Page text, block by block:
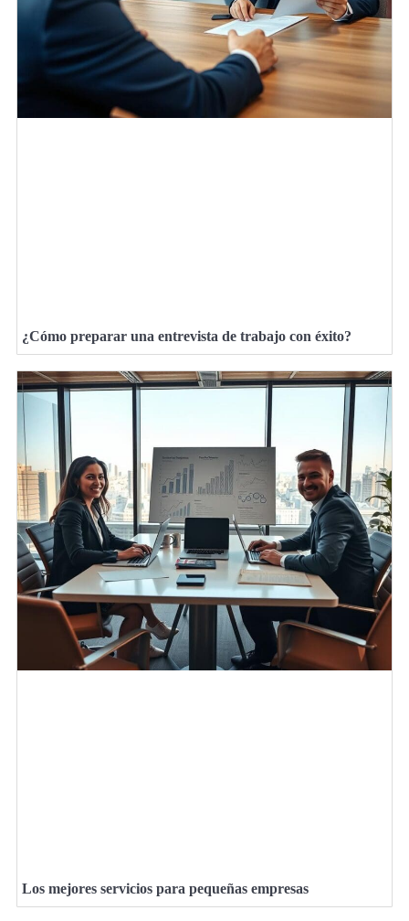
¿Cómo preparar una entrevista de trabajo con éxito?
Los mejores servicios para pequeñas empresas